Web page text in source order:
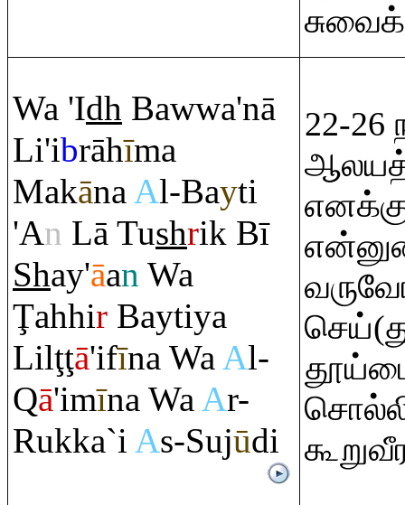
Wa 'Idh Bawwa'nā
Li'ibrāhīma
MakānaAl-Bayti
'An Lā Tushrik Bī
Shay'āan Wa
Ţahhir Baytiya
Lilţţā'ifīna WaAl-
Qā'imīna WaAr-
Rukka`i As-Sujūdi
22-26